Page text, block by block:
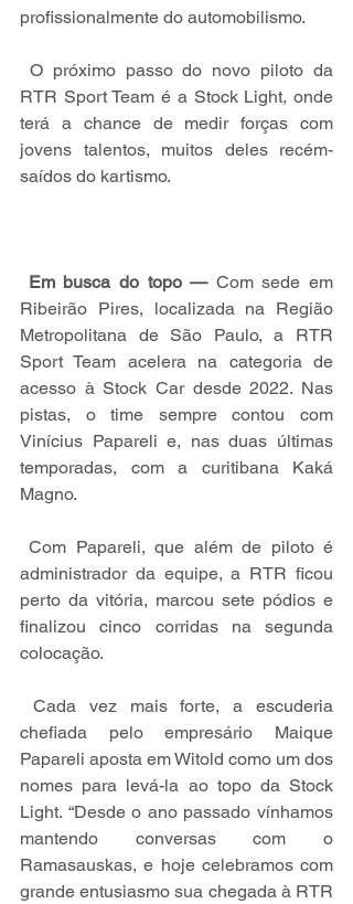
profissionalmente do automobilismo.
RTR Sport Team é a Stock Light, onde
terá a chance de medir forças com
jovens talentos, muitos deles recém-
saídos do kartismo.
Em busca do topo — Com sede em
Ribeirão Pires, localizada na Região
Metropolitana de São Paulo, a RTR
Sport Team acelera na categoria de
acesso à Stock Car desde 2022. Nas
pistas, o time sempre contou com
Vinícius Papareli e, nas duas últimas
temporadas, com a curitibana Kaká
Magno.
Com Papareli, que além de piloto é
administrador da equipe, a RTR ficou
perto da vitória, marcou sete pódios e
finalizou cinco corridas na segunda
colocação.
chefiada pelo empresário Maique
Papareli aposta em Witold como um dos
nomes para levá-la ao topo da Stock
Light. “Desde o ano passado vínhamos
mantendo conversas com o
Ramasauskas, e hoje celebramos com
grande entusiasmo sua chegada à RTR